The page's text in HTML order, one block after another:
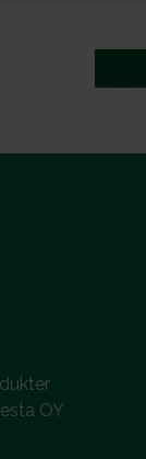
OY